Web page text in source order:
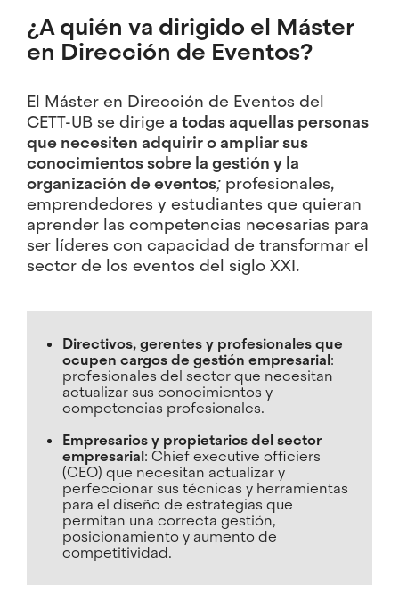
¿A quién va dirigido el Máster
en Dirección de Eventos?
El Máster en Dirección de Eventos del
CETT-UB se dirige a todas aquellas personas
que necesiten adquirir o ampliar sus
conocimientos sobre la gestión y la
organización de eventos; profesionales,
emprendedores y estudiantes que quieran
aprender las competencias necesarias para
ser líderes con capacidad de transformar el
sector de los eventos del siglo XXI.
Directivos, gerentes y profesionales que
ocupen cargos de gestión empresarial:
profesionales del sector que necesitan
actualizar sus conocimientos y
competencias profesionales.
Empresarios y propietarios del sector
empresarial: Chief executive officiers
(CEO) que necesitan actualizar y
perfeccionar sus técnicas y herramientas
para el diseño de estrategias que
permitan una correcta gestión,
posicionamiento y aumento de
competitividad.